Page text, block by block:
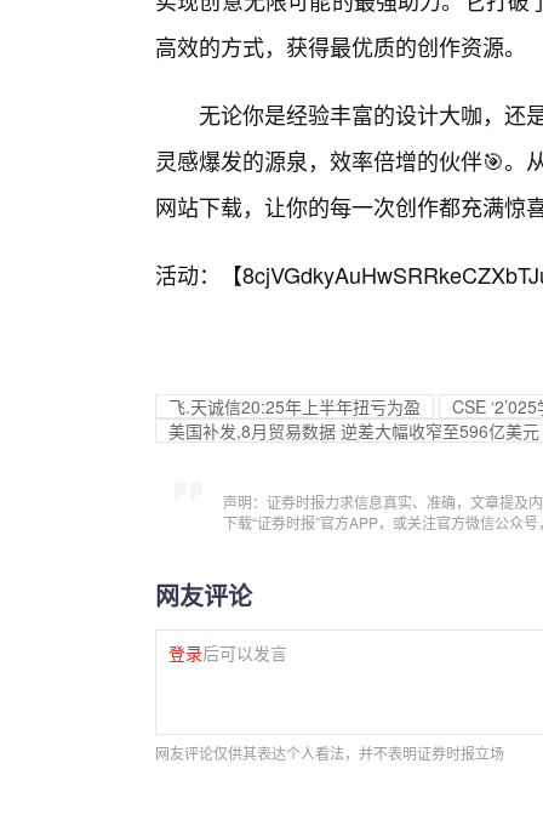
高效的方式，获得最优质的创作资源。
无论你是经验丰富的设计大咖，还
灵感爆发的源泉，效率倍增的伙伴🎯。
网站下载，让你的每一次创作都充满惊
活动：【
飞.天诚信20:25年上半年扭亏为盈
CSE
美国补发,8月贸易数据 逆差大幅收窄至596亿美
声明：证券时报力求信息真实、准确，文章提及
下载“证券时报”官方APP，或关注官方微信公众
网友评论
登录后可以发言
网友评论仅供其表达个人看法，并不表明证券时报立场